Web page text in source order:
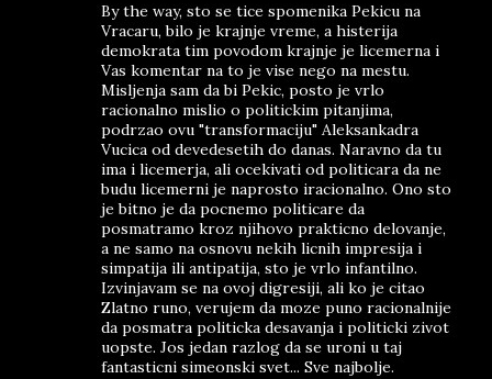
By the way, sto se tice spomenika Pekicu na
Vracaru, bilo je krajnje vreme, a histerija
demokrata tim povodom krajnje je licemerna i
Vas komentar na to je vise nego na mestu.
Misljenja sam da bi Pekic, posto je vrlo
racionalno mislio o politickim pitanjima,
podrzao ovu "transformaciju" Aleksankadra
Vucica od devedesetih do danas. Naravno da tu
ima i licemerja, ali ocekivati od politicara da ne
budu licemerni je naprosto iracionalno. Ono sto
je bitno je da pocnemo politicare da
posmatramo kroz njihovo prakticno delovanje,
a ne samo na osnovu nekih licnih impresija i
simpatija ili antipatija, sto je vrlo infantilno.
Izvinjavam se na ovoj digresiji, ali ko je citao
Zlatno runo, verujem da moze puno racionalnije
da posmatra politicka desavanja i politicki zivot
uopste. Jos jedan razlog da se uroni u taj
fantasticni simeonski svet... Sve najbolje.